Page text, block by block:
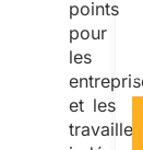
points
pour
les
et les